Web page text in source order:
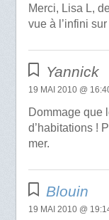
Merci, Lisa L,
vue à l’infini sur
Yannick
19 MAI 2010 @
Dommage que
d’habitations !
mer.
Blouin
19 MAI 2010 @